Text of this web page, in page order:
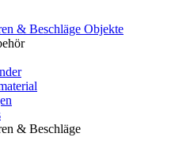
& Beschläge Objekte
& Beschläge